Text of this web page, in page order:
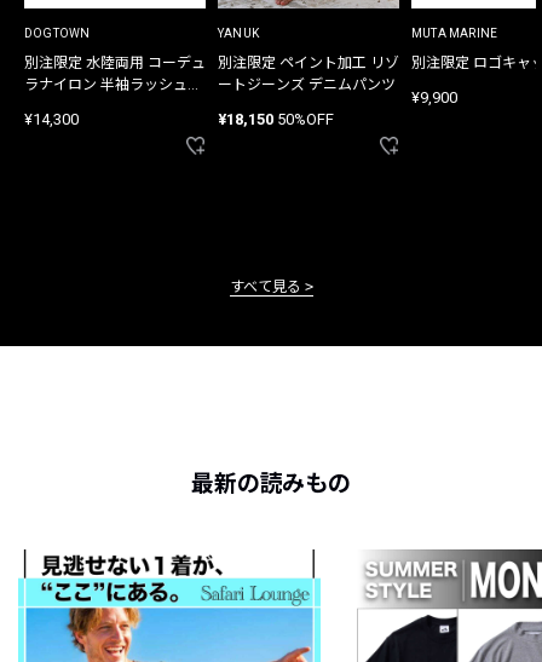
DOGTOWN
別注限定 水陸両用 コーデュ
ラナイロン 半袖ラッシュガ
¥14,300
YANUK
別注限定 ペイント加工 リゾ
ートジーンズ デニムパンツ
¥18,150 50%OFF
MUTA MARINE
別注限定 ロゴキャ
¥9,900
すべて見る
最新の読みもの